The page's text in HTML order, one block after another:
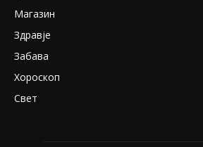
Магазин
Здравје
Забава
Хороскоп
Свет